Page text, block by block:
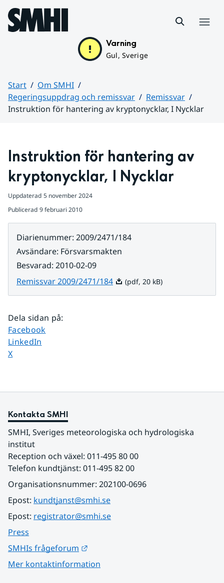
Hoppa till sidans innehåll
Varning
Gul, Sverige
Start
Om SMHI
Regeringsuppdrag och remissvar
Remissvar
Instruktion för hantering av kryptonycklar, I Nycklar
Instruktion för hantering av
kryptonycklar, I Nycklar
Uppdaterad 5 november 2024
Publicerad 9 februari 2010
Diarienummer: 2009/2471/184
Avsändare: Försvarsmakten
Besvarad: 2010-02-09
Remissvar 2009/2471/184Pdf, 20 kB.
(pdf, 20 kB)
Dela sidan på:
Dela sidan på
Facebook
Dela sidan på
LinkedIn
Dela sidan på
X
Kontakta SMHI
SMHI, Sveriges meteorologiska och hydrologiska
institut
Reception och växel: 011-495 80 00
Telefon kundtjänst: 011-495 82 00
Organisationsnummer: 202100-0696
Epost: kundtjanst@smhi.se
Epost: registrator@smhi.se
Press
SMHIs frågeforum
Mer kontaktinformation